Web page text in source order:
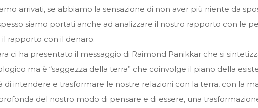
arrivati, se abbiamo la sensazione di non aver più niente da
siamo portati anche ad analizzare il nostro rapporto con le
il rapporto con il denaro.
ci ha presentato il messaggio di Raimond Panikkar che si
ma è “saggezza della terra” che coinvolge il piano della
di intendere e trasformare le nostre relazioni con la terra, con la
del nostro modo di pensare e di essere, una